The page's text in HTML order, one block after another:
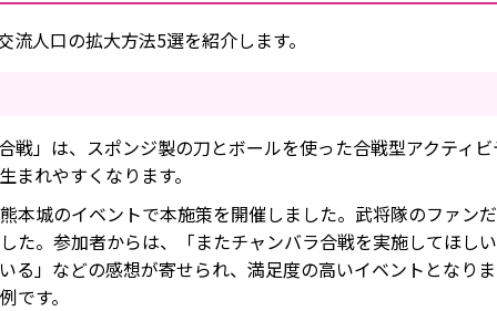
人口の拡大方法5選を紹介します。
戦」は、スポンジ製の刀とボールを使った合戦型アクティ
れやすくなります。
本城のイベントで本施策を開催しました。武将隊のファン
た。参加者からは、「またチャンバラ合戦を実施してほし
る」などの感想が寄せられ、満足度の高いイベントとなり
です。